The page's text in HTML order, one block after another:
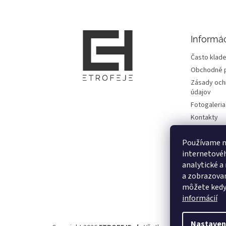
Používame
analytické a
a
môžete
informácií
Často
Obchodné
Zásady
údajov
Fotogaleria
Kontakty
Doprava,
informácie
Vrátenie
od zmluvy
Moja